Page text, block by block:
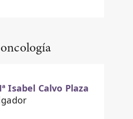
Isabel Calvo Plaza